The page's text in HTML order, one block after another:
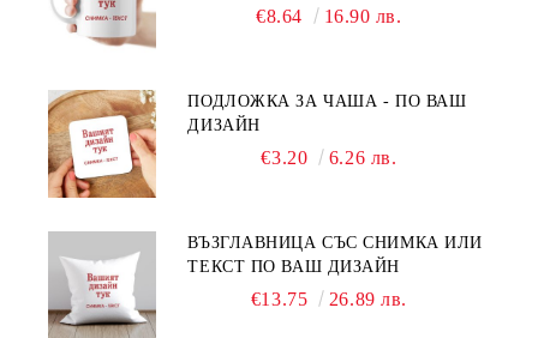
€8.64 16.90 лв.
ПОДЛОЖКА ЗА ЧАША - ПО ВАШ
ДИЗАЙН
€3.20 6.26 лв.
ВЪЗГЛАВНИЦА СЪС СНИМКА ИЛИ
ТЕКСТ ПО ВАШ ДИЗАЙН
€13.75 26.89 лв.